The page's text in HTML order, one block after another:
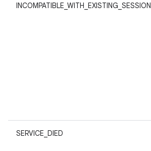
INCOMPATIBLE_WITH_EXISTING_SESSION
SERVICE_DIED